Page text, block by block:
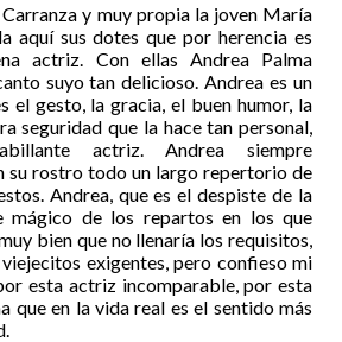
y muy propia la joven María
aquí sus dotes que por herencia es
actriz. Con ellas Andrea Palma
suyo tan delicioso. Andrea es un
el gesto, la gracia, el buen humor, la
seguridad que la hace tan personal,
actriz. Andrea siempre
su rostro todo un largo repertorio de
Andrea, que es el despiste de la
mágico de los repartos en los que
bien que no llenaría los requisitos,
exigentes, pero confieso mi
esta actriz incomparable, por esta
que en la vida real es el sentido más